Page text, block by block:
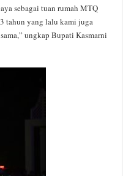
sebagai tuan rumah MTQ
tahun yang lalu kami juga
ungkap Bupati Kasmarni